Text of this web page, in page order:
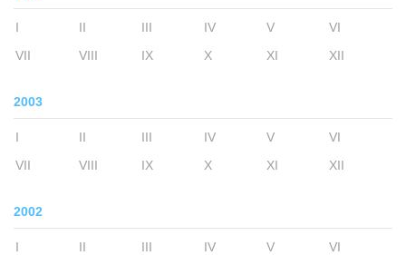
I II III IV V
VI
VII
VIII IX X XI XII
2003
I II III IV V
VI
VII
VIII IX X XI XII
2002
I II III IV V
VI